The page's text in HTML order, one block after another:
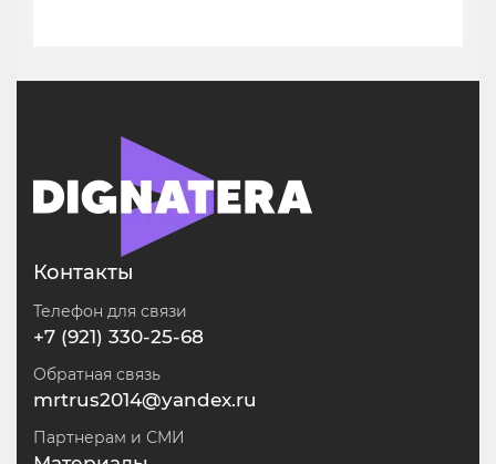
Контакты
Телефон для связи
+7 (921) 330-25-68
Обратная связь
mrtrus2014@yandex.ru
Партнерам и СМИ